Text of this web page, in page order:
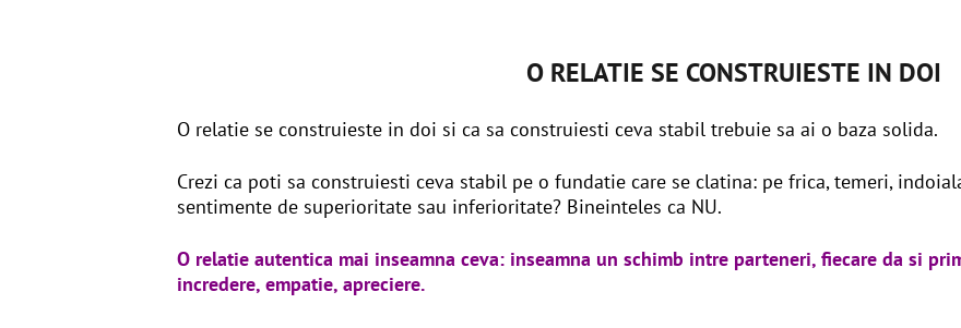
O RELATIE SE CONSTRUIESTE IN DOI
O relatie se construieste in doi si ca sa construiesti ceva stabil trebuie sa ai o baza solida.
Crezi ca poti sa construiesti ceva stabil pe o fundatie care se clatina: pe frica, temeri,
sentimente de superioritate sau inferioritate? Bineinteles ca NU.
O relatie autentica mai inseamna ceva: inseamna un schimb intre parteneri, fiecare da si
incredere, empatie, apreciere.